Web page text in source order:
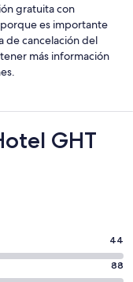
gratuita con
es importante
de cancelación del
más información
GHT
44
88